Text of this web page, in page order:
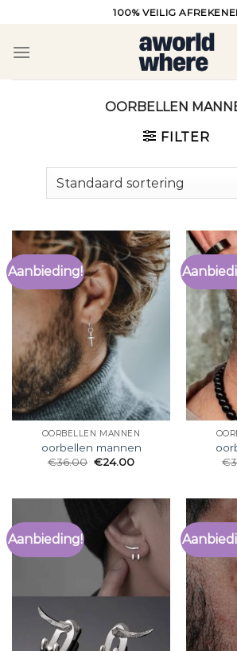
inhoud
100% VEILIG
OORBELLEN
FILTER
Aanbieding!
OORBELLEN MANNEN
oorbellen mannen
€36.00 €24.00
€
Aanbieding!